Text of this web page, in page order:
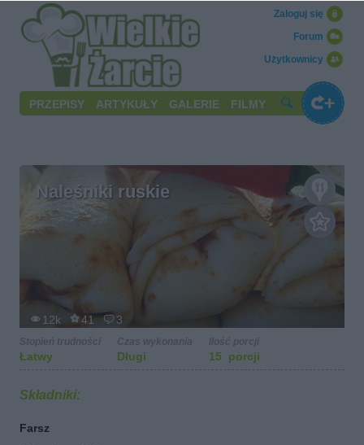
Użytkownicy
Forum
Zaloguj się
PRZEPISY ARTYKUŁY GALERIE FILMY
Naleśniki ruskie
12k 41 3
Łatwy Długi 15 porcji
Składniki:
Farsz